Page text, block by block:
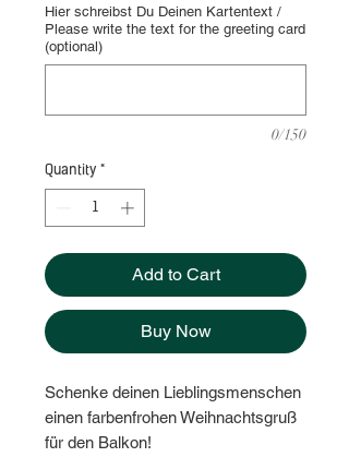
Hier schreibst Du Deinen Kartentext /
Please write the text for the greeting card
(optional)
0/150
Quantity *
Add to Cart
Buy Now
Schenke deinen Lieblingsmenschen
einen farbenfrohen Weihnachtsgruß
für den Balkon!